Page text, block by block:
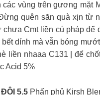
các vùng trên gương mặt
quên săn quà xịn từ
Cmt liền cú pháp
dính mà vẫn bóng
liền nhaaa C131 | để
Acid 5%
5.5 Phấn phủ Kirsh